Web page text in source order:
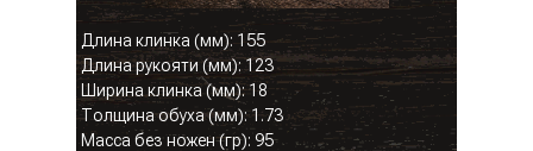
Длина клинка (мм): 155
Длина рукояти (мм): 123
Ширина клинка (мм): 18
Толщина обуха (мм): 1.73
Масса без ножен (гр): 95